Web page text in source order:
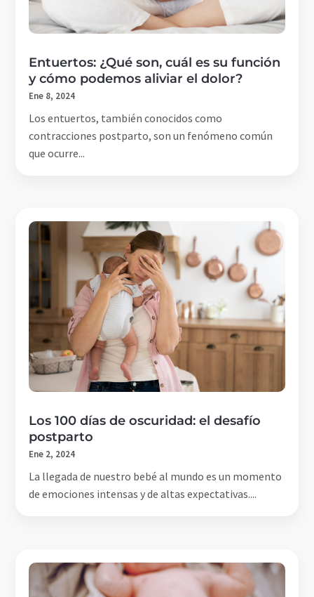
Entuertos: ¿Qué son, cuál es su función
y cómo podemos aliviar el dolor?
Ene 8, 2024
Los entuertos, también conocidos como
contracciones postparto, son un fenómeno común
que ocurre...
Los 100 días de oscuridad: el desafío
postparto
Ene 2, 2024
La llegada de nuestro bebé al mundo es un momento
de emociones intensas y de altas expectativas....